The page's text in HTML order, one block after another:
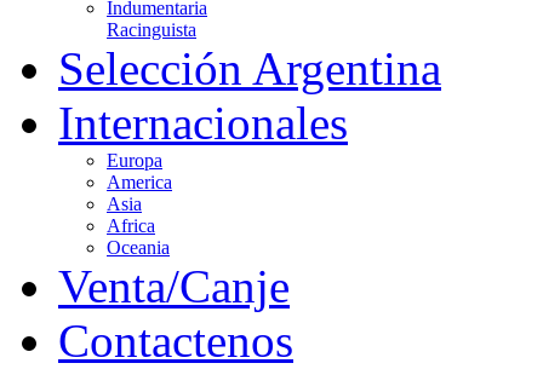
Indumentaria
Racinguista
Selección Argentina
Internacionales
Europa
America
Asia
Africa
Oceania
Venta/Canje
Contactenos